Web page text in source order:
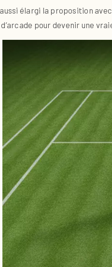
élargi la proposition
pour devenir une